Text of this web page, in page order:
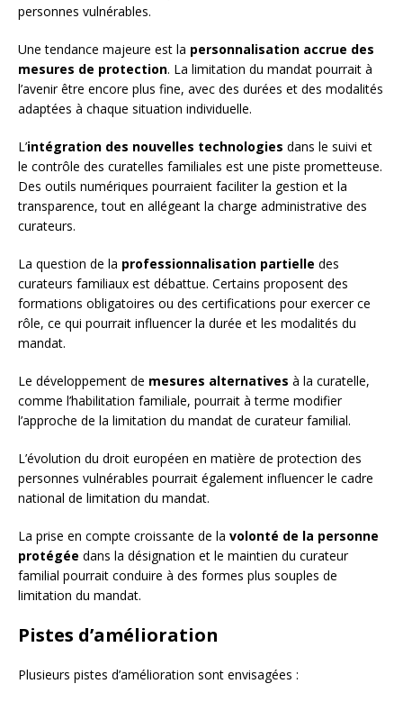
personnes vulnérables.
Une tendance majeure est la personnalisation accrue des
mesures de protection. La limitation du mandat pourrait à
l’avenir être encore plus fine, avec des durées et des modalités
adaptées à chaque situation individuelle.
L’intégration des nouvelles technologies dans le suivi et
le contrôle des curatelles familiales est une piste prometteuse.
Des outils numériques pourraient faciliter la gestion et la
transparence, tout en allégeant la charge administrative des
curateurs.
La question de la professionnalisation partielle des
curateurs familiaux est débattue. Certains proposent des
formations obligatoires ou des certifications pour exercer ce
rôle, ce qui pourrait influencer la durée et les modalités du
mandat.
Le développement de mesures alternatives à la curatelle,
comme l’habilitation familiale, pourrait à terme modifier
l’approche de la limitation du mandat de curateur familial.
L’évolution du droit européen en matière de protection des
personnes vulnérables pourrait également influencer le cadre
national de limitation du mandat.
La prise en compte croissante de la volonté de la personne
protégée dans la désignation et le maintien du curateur
familial pourrait conduire à des formes plus souples de
limitation du mandat.
Pistes d’amélioration
Plusieurs pistes d’amélioration sont envisagées :